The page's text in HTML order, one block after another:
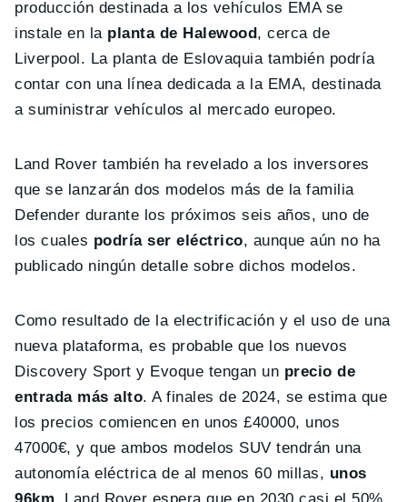
producción destinada a los vehículos EMA se
instale en la planta de Halewood, cerca de
Liverpool. La planta de Eslovaquia también podría
contar con una línea dedicada a la EMA, destinada
a suministrar vehículos al mercado europeo.
Land Rover también ha revelado a los inversores
que se lanzarán dos modelos más de la familia
Defender durante los próximos seis años, uno de
los cuales podría ser eléctrico, aunque aún no ha
publicado ningún detalle sobre dichos modelos.
Como resultado de la electrificación y el uso de una
nueva plataforma, es probable que los nuevos
Discovery Sport y Evoque tengan un precio de
entrada más alto. A finales de 2024, se estima que
los precios comiencen en unos £40000, unos
47000€, y que ambos modelos SUV tendrán una
autonomía eléctrica de al menos 60 millas, unos